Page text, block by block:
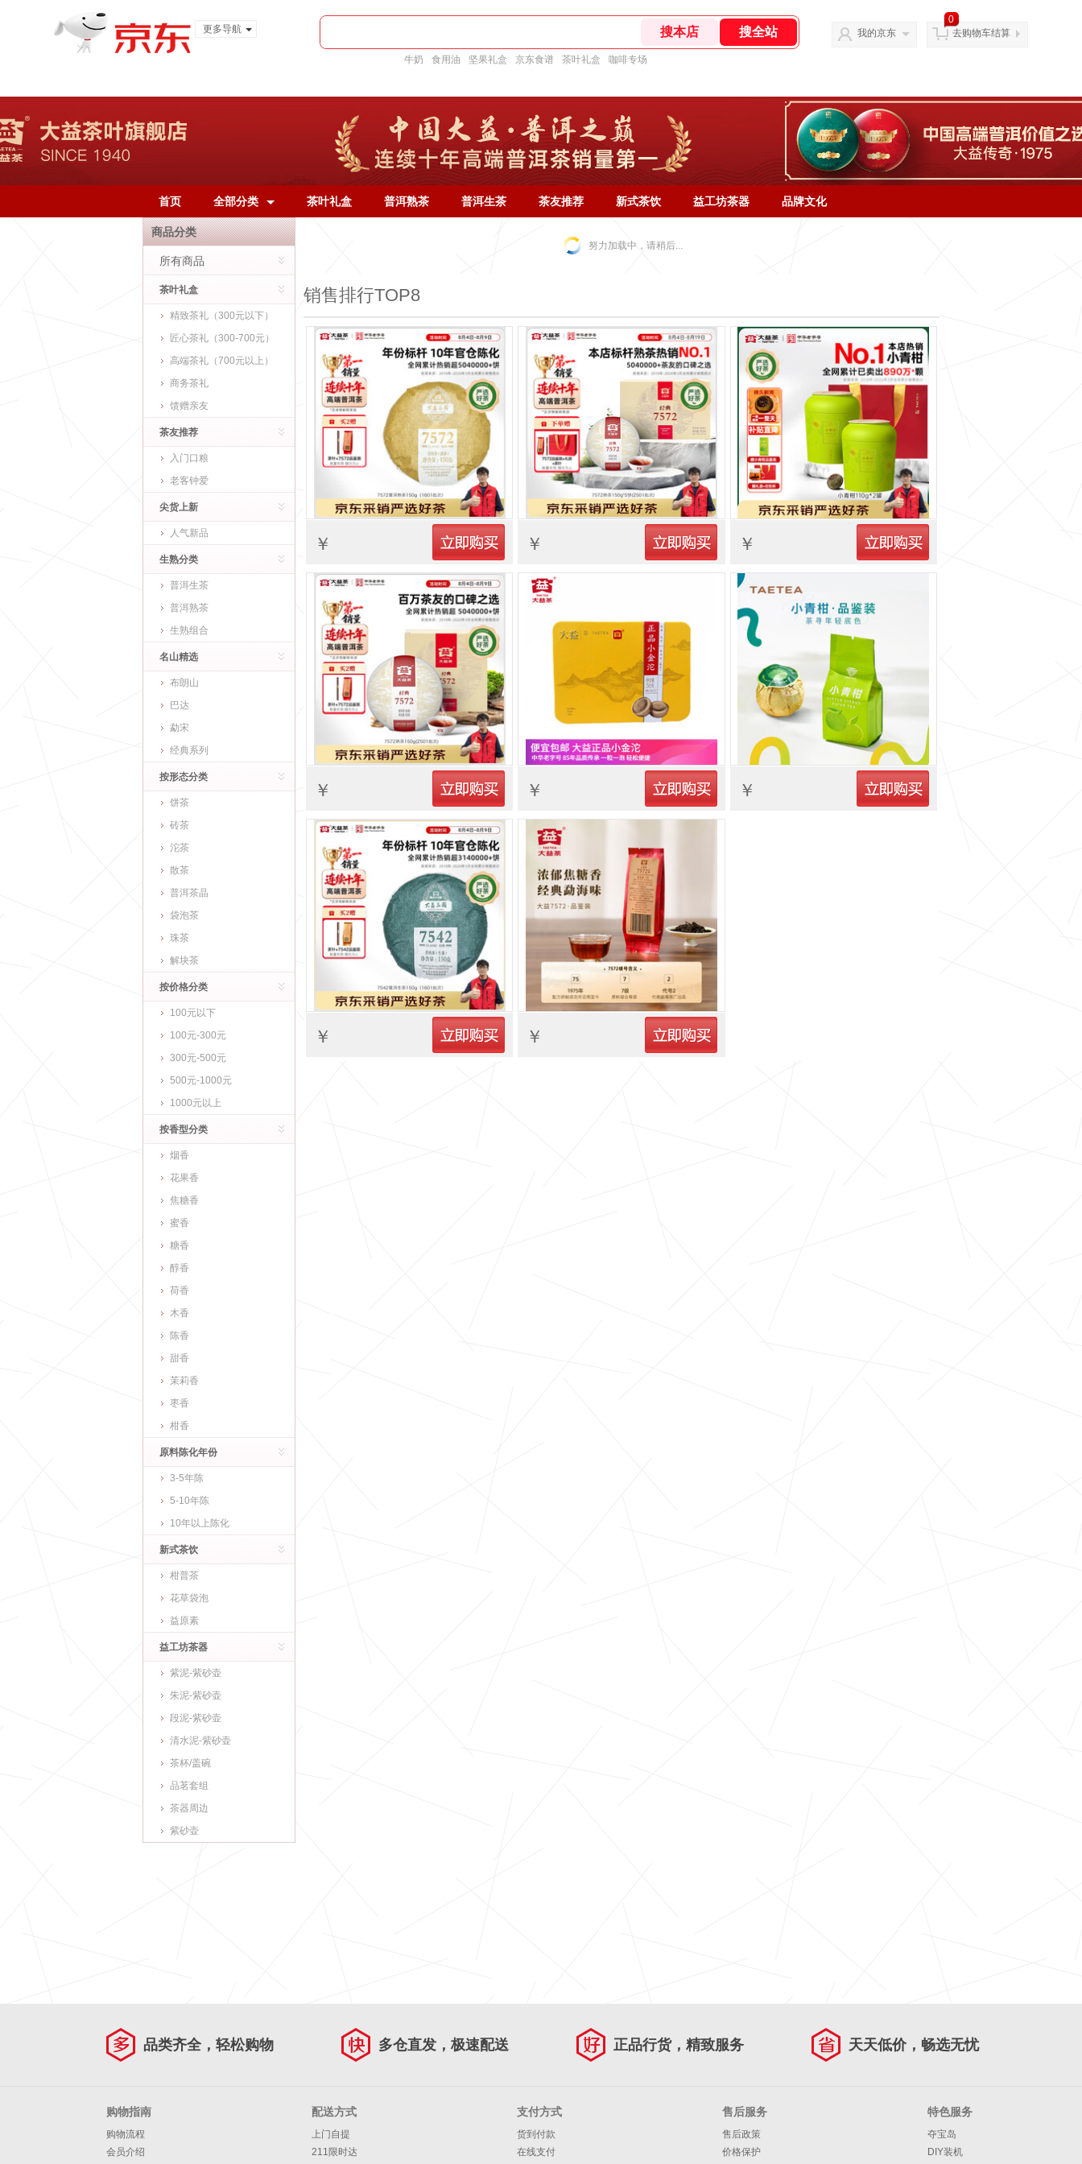
更多导航
牛奶 食用油 坚果礼盒 京东食谱 茶叶礼盒 咖啡专场
我的京东
0
去购物车结算
首页 全部分类 茶叶礼盒 普洱熟茶 普洱生茶 茶友推荐 新式茶饮 益工坊茶器 品牌文化
商品分类
所有商品
茶叶礼盒
精致茶礼（300元以下）
匠心茶礼（300-700元）
高端茶礼（700元以上）
商务茶礼
馈赠亲友
茶友推荐
入门口粮
老客钟爱
尖货上新
人气新品
生熟分类
普洱生茶
普洱熟茶
生熟组合
名山精选
布朗山
巴达
勐宋
经典系列
按形态分类
饼茶
砖茶
沱茶
散茶
普洱茶晶
袋泡茶
珠茶
解块茶
按价格分类
100元以下
100元-300元
300元-500元
500元-1000元
1000元以上
按香型分类
烟香
花果香
焦糖香
蜜香
糖香
醇香
荷香
木香
陈香
甜香
茉莉香
枣香
柑香
原料陈化年份
3-5年陈
5-10年陈
10年以上陈化
新式茶饮
柑普茶
花草袋泡
益原素
益工坊茶器
紫泥-紫砂壶
朱泥-紫砂壶
段泥-紫砂壶
清水泥-紫砂壶
茶杯/盖碗
品茗套组
茶器周边
紫砂壶
努力加载中，请稍后...
销售排行TOP8
￥ 立即购买 ￥ 立即购买 ￥ 立即购买
￥ 立即购买 ￥ 立即购买 ￥ 立即购买
￥ 立即购买 ￥ 立即购买
品类齐全，轻松购物 多仓直发，极速配送 正品行货，精致服务 天天低价，畅选无忧
购物指南
购物流程
会员介绍
配送方式
上门自提
211限时达
支付方式
货到付款
在线支付
售后服务
售后政策
价格保护
特色服务
夺宝岛
DIY装机